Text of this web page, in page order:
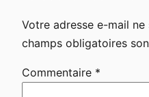
Votre adresse e-mail ne
champs obligatoires
Commentaire *